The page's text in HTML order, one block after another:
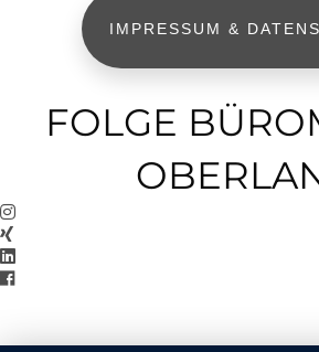
IMPRESSUM &
FOLGE